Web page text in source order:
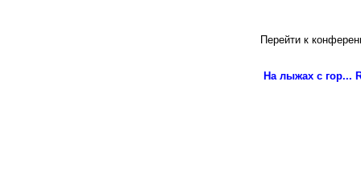
Перейти к
На лыжах с гор...